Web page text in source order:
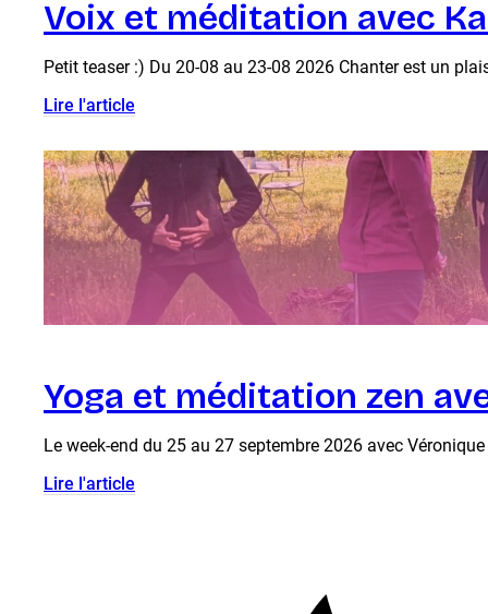
Voix et méditation avec
Petit teaser :) Du 20-08 au 23-08 2026 Chanter est un
Lire l'article
Yoga et méditation zen
Le week-end du 25 au 27 septembre 2026 avec
Lire l'article